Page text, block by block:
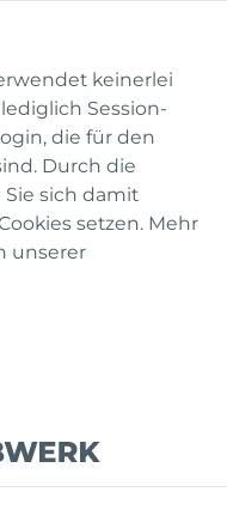
keinerlei
Session-
die für den
Durch die
sich damit
setzen. Mehr
unserer